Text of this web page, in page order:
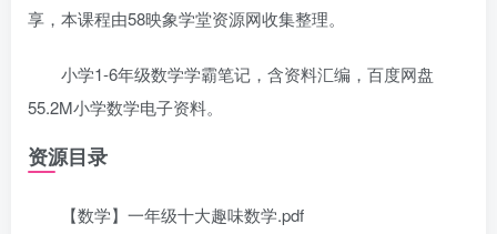
享，本课程由58映象学堂资源网收集整理。
小学1-6年级数学学霸笔记，含资料汇编，百度网盘
55.2M小学数学电子资料。
资源目录
【数学】一年级十大趣味数学.pdf